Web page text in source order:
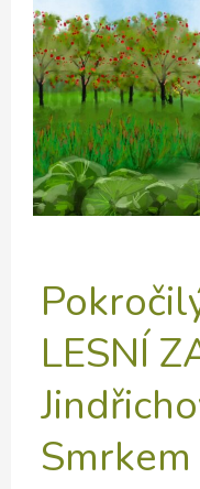
permakulturní
zahradě
–
Lipiny
15
LESNÍ
Smrkem